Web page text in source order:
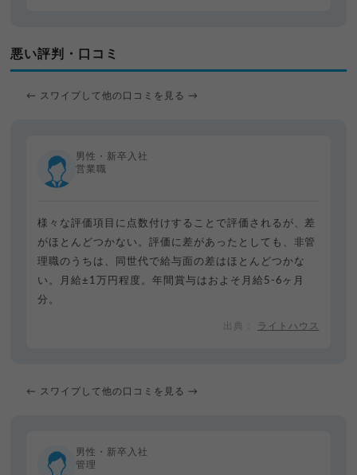
悪い評判・口コミ
← スワイプして他の口コミを見る →
男性・新卒入社
営業職
様々な評価項目に点数付けすることで評価されるが、差
がほとんどつかない。評価に差があったとしても、非管
理職のうちは、同世代で給与面の差はほとんどつかな
い。月給±1万円程度。年間賞与はおよそ月給5-6ヶ月
分。
ライトハウス
← スワイプして他の口コミを見る →
男性・新卒入社
管理